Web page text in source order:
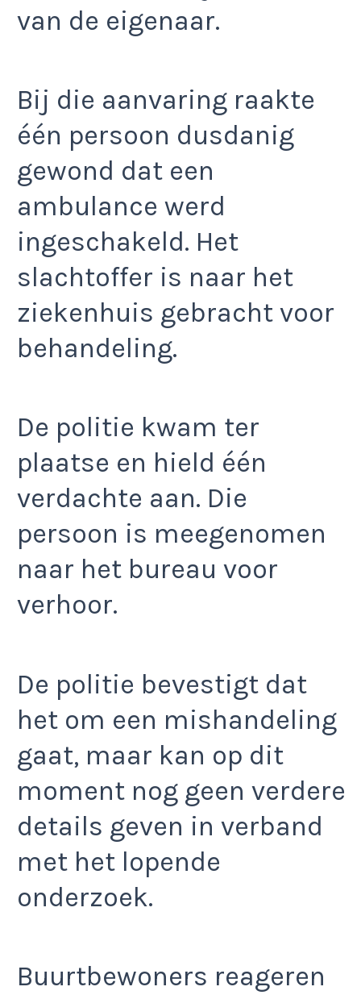
van de eigenaar.
Bij die aanvaring raakte
één persoon dusdanig
gewond dat een
ambulance werd
ingeschakeld. Het
slachtoffer is naar het
ziekenhuis gebracht voor
behandeling.
De politie kwam ter
plaatse en hield één
verdachte aan. Die
persoon is meegenomen
naar het bureau voor
verhoor.
De politie bevestigt dat
het om een mishandeling
gaat, maar kan op dit
moment nog geen verdere
details geven in verband
met het lopende
onderzoek.
Buurtbewoners reageren